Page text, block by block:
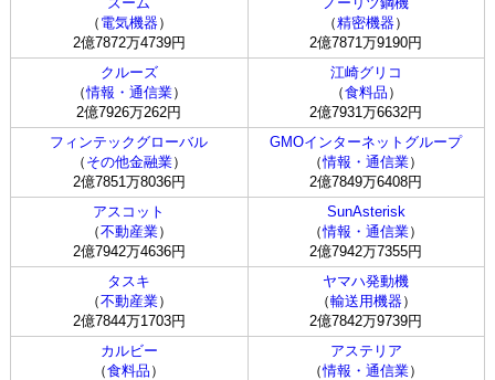
（ 電気機器）
2億7872万4739円
（精密機器）
2億7871万9190円
クルーズ
（情報・通信業）
2億7926万262円
江崎グリコ
（食料品 ）
2億7931万6632円
フィンテックグローバル
（ その他金融業）
2億7851万8036円
GMOインターネットグループ
（情報・通信業）
2億7849万6408円
アスコット
（不動産業）
2億7942万4636円
SunAsterisk
（情報・通信業）
2億7942万7355円
タスキ
（不動産業）
2億7844万1703円
ヤマハ発動機
（輸送用機器）
2億7842万9739円
カルビー
（食料品 ）
アステリア
（情報・通信業）